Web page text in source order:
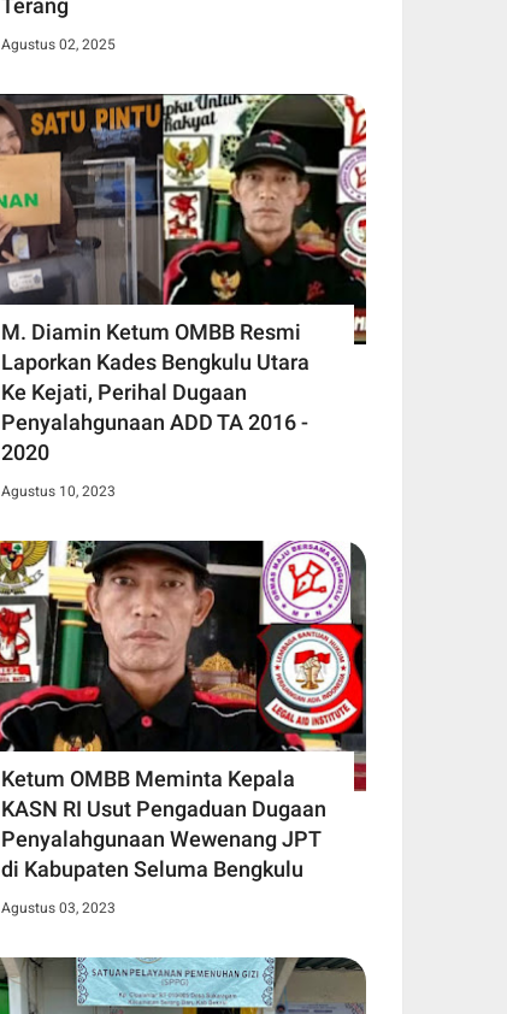
Terang
Agustus 02, 2025
M. Diamin Ketum OMBB Resmi
Laporkan Kades Bengkulu Utara
Ke Kejati, Perihal Dugaan
Penyalahgunaan ADD TA 2016 -
2020
Agustus 10, 2023
Ketum OMBB Meminta Kepala
KASN RI Usut Pengaduan Dugaan
Penyalahgunaan Wewenang JPT
di Kabupaten Seluma Bengkulu
Agustus 03, 2023